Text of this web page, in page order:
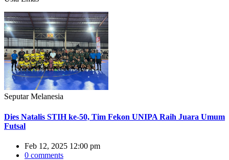
Seputar Melanesia
Dies Natalis STIH ke-50, Tim Fekon UNIPA Raih Juara Umum
Futsal
Feb 12, 2025 12:00 pm
0 comments